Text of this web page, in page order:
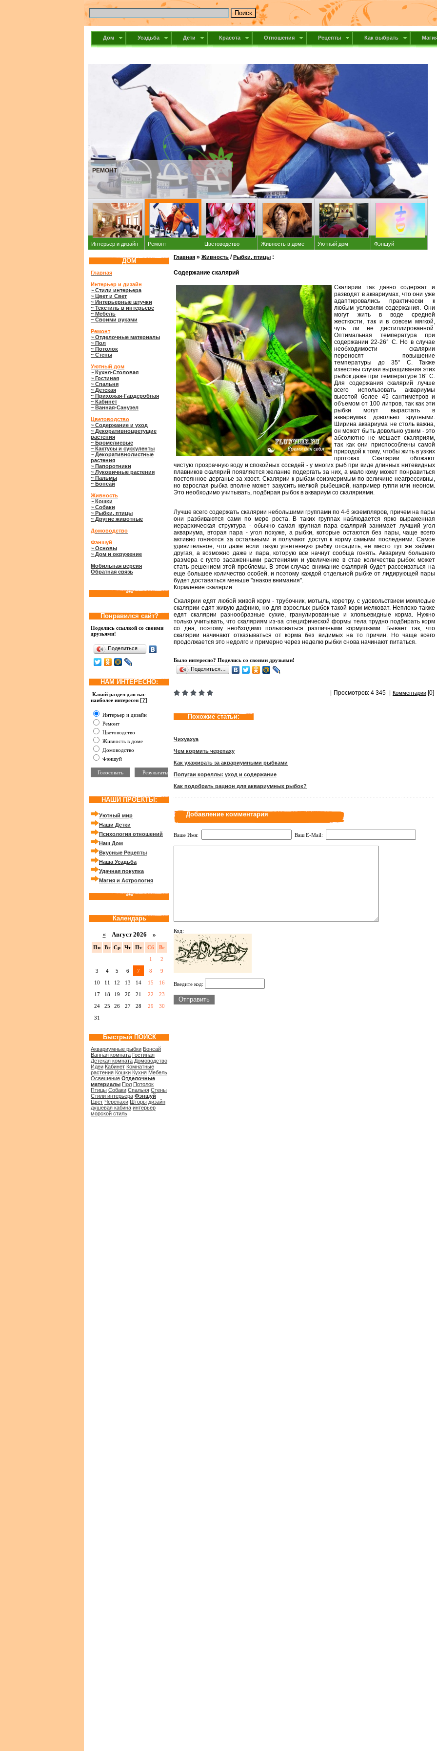
Дом Усадьба Дети Красота Отношения Рецепты Как выбрать
ЦВЕТОВОДСТВО
Интерьер и дизайн Ремонт Цветоводство Живность в доме Уютный дом Фэншуй
ДОМ
Главная
Интерьер и дизайн
~ Стили интерьера
~ Цвет и Свет
~ Интерьерные штучки
~ Текстиль в интерьере
~ Мебель
~ Своими руками
Ремонт
~ Отделочные материалы
~ Пол
~ Потолок
~ Стены
Уютный дом
~ Кухня-Столовая
~ Гостиная
~ Спальня
~ Детская
~ Прихожая-Гардеробная
~ Кабинет
~ Ванная-Санузел
Цветоводство
~ Содержание и уход
~ Декоративноцветущие
растения
~ Бромелиевые
~ Кактусы и суккуленты
~ Декоративнолистные
растения
~ Папоротники
~ Луковичные растения
~ Пальмы
~ Бонсай
Живность
~ Кошки
~ Собаки
~ Рыбки, птицы
~ Другие животные
Домоводство
Фэншуй
~ Основы
~ Дом и окружение
Мобильная версия
Обратная связь
***
Понравился сайт?
Поделись ссылкой со своими
друзьями!
Поделиться…
НАМ ИНТЕРЕСНО:
Какой раздел для вас
наиболее интересен [?]
Интерьер и дизайн
Ремонт
Цветоводство
Живность в доме
Домоводство
Фэншуй
НАШИ ПРОЕКТЫ:
Уютный мир
Наши Детки
Психология отношений
Наш Дом
Вкусные Рецепты
Наша Усадьба
Удачная покупка
Магия и Астрология
***
Календарь
«Август 2026 »
Пн Вт Ср Чт Пт Сб
Вс
1
2
3
4 5 6 7 8
9
10
11 12 13 14 15
16
17
18 19 20 21 22
23
24
25 26 27 28 29
30
31
Быстрый ПОИСК
Аквариумные рыбки Бонсай
Ванная комната Гостиная
Детская комната Домоводство
Идеи Кабинет Комнатные
растения Кошки Кухня Мебель
Освещение Отделочные
материалы Пол Потолок
Птицы Собаки Спальня Стены
Стили интерьера Фэншуй
Цвет Черепахи Шторы дизайн
душевая кабина интерьер
морской стиль
Главная » Живность /Рыбки, птицы :
Содержание скалярий
Скалярии так давно содержат и
разводят в аквариумах, что они уже
адаптировались практически к
любым условиям содержания. Они
могут жить в воде средней
жесткости, так и в совсем мягкой,
чуть ли не дистиллированной.
Оптимальная температура при
содержании 22-26° С. Но в случае
необходимости скалярии
переносят повышение
температуры до 35° С. Также
известны случаи выращивания этих
рыбок даже при температуре 16° С.
Для содержания скалярий лучше
всего использовать аквариумы
высотой более 45 сантиметров и
объемом от 100 литров, так как эти
рыбки могут вырастать в
аквариумах довольно крупными.
Ширина аквариума не столь важна,
он может быть довольно узким - это
абсолютно не мешает скаляриям,
так как они приспособлены самой
природой к тому, чтобы жить в узких
протоках. Скалярии обожают
чистую прозрачную воду и спокойных соседей - у многих рыб при виде длинных нитевидных
плавников скалярий появляется желание подергать за них, а мало кому может понравиться
постоянное дерганье за хвост. Скалярии к рыбам соизмеримым по величине неагрессивны,
но взрослая рыбка вполне может закусить мелкой рыбешкой, например гуппи или неоном.
Это необходимо учитывать, подбирая рыбок в аквариум со скаляриями.
Лучше всего содержать скалярии небольшими группами по 4-6 экземпляров, причем на пары
они разбиваются сами по мере роста. В таких группах наблюдается ярко выраженная
иерархическая структура - обычно самая крупная пара скалярий занимает лучший угол
аквариума, вторая пара - угол похуже, а рыбки, которые остаются без пары, чаще всего
активно гоняются за остальными и получают доступ к корму самыми последними. Самое
удивительное, что даже если такую угнетенную рыбку отсадить, ее место тут же займет
другая, а возможно даже и пара, которую все начнут сообща гонять. Аквариум большего
размера с густо засаженными растениями и увеличение в стае количества рыбок может
стать решением этой проблемы. В этом случае внимание скалярий будет рассеиваться на
еще большее количество особей, и поэтому каждой отдельной рыбке от лидирующей пары
будет доставаться меньше "знаков внимания".
Кормление скалярии
Скалярии едят любой живой корм - трубочник, мотыль, коретру. с удовольствием момлодые
скалярии едят живую дафнию, но для взрослых рыбок такой корм мелковат. Неплохо также
едят скалярии разнообразные сухие, гранулированные и хлопьевидные корма. Нужно
только учитывать, что скаляриям из-за специфической формы тела трудно подбирать корм
со дна, поэтому необходимо пользоваться различными кормушками. Бывает так, что
скалярии начинают отказываться от корма без видимых на то причин. Но чаще всего
продолжается это недолго и примерно через неделю рыбки снова начинают питаться.
Было интересно? Поделись со своими друзьями!
Поделиться…
Комментарии [0]
Просмотров: 4 345
Похожие статьи:
Чихуахуа
Чем кормить черепаху
Как ухаживать за аквариумными рыбками
Попугаи кореллы: уход и содержание
Как подобрать рацион для аквариумных рыбок?
Добавление комментария
Ваше Имя: Ваш E-Mail:
Код:
Введите код: